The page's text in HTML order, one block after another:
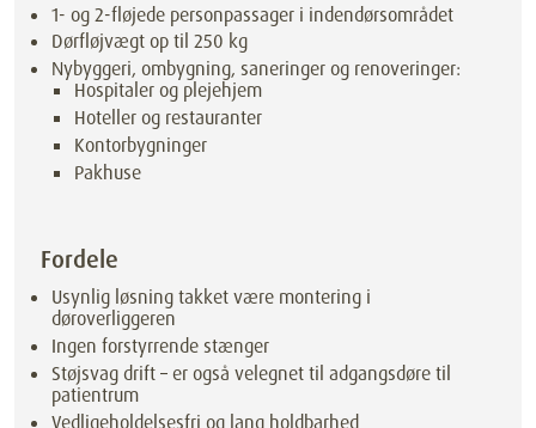
1- og 2-fløjede personpassager i indendørsområdet
Dørfløjvægt op til250 kg
Nybyggeri, ombygning, saneringer og renoveringer:
Hospitaler og plejehjem
Hoteller og restauranter
Kontorbygninger
Pakhuse
Fordele
Usynlig løsning takket være montering i
døroverliggeren
Ingen forstyrrende stænger
Støjsvag drift – er også velegnet til adgangsdøre til
patientrum
Vedligeholdelsesfri og lang holdbarhed